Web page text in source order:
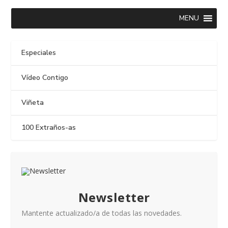
MENU
Especiales
Vídeo Contigo
Viñeta
100 Extraños-as
Newsletter
Mantente actualizado/a de todas las novedades.